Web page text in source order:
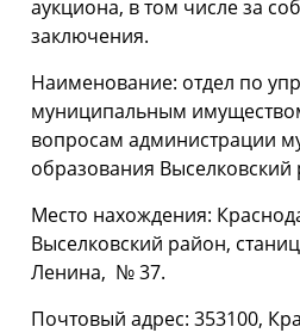
аукциона, в том числе за
заключения.
Наименование: отдел по
муниципальным
вопросам администрации
образования Выселковский
Место нахождения:
Выселковский район,
Ленина, № 37.
Почтовый адрес: 353100,